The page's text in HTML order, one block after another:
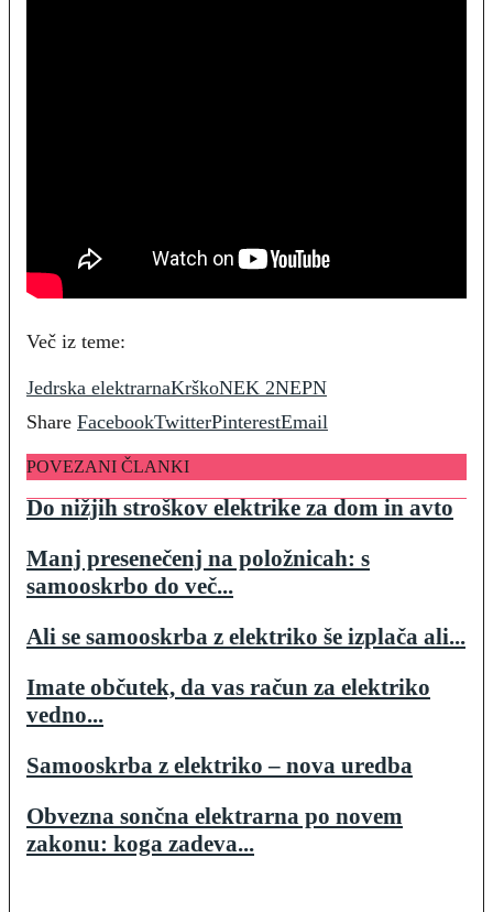
Več iz teme:
Jedrska elektrarnaKrškoNEK 2NEPN
Share FacebookTwitterPinterestEmail
POVEZANI ČLANKI
Do nižjih stroškov elektrike za dom in avto
Manj presenečenj na položnicah: s
samooskrbo do več...
Ali se samooskrba z elektriko še izplača ali...
Imate občutek, da vas račun za elektriko
vedno...
Samooskrba z elektriko – nova uredba
Obvezna sončna elektrarna po novem
zakonu: koga zadeva...